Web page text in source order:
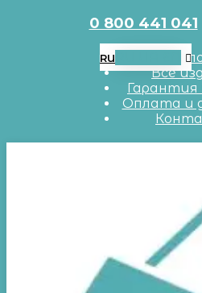
0 800 441 041
Все
Гарантия
Оплата и
RU